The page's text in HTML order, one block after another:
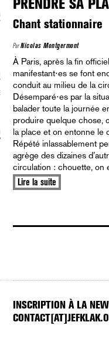
LGBTQI
luttes sociales
VAGUES
politique et critique de la technologie
PRENDRE SA
Chant stationnaire
ParNicolas Montgermont
À Paris, après la fin officielle de la manifestation, les
manifestant⋅es se font
conduit au milieu de la
Désemparé⋅es par la
balader toute la journée
produire quelque chose,
la place et on entonne le
Répété inlassablement
agrège des dizaines
circulation : chouette, on
Lire la suite
INSCRIPTION À LA